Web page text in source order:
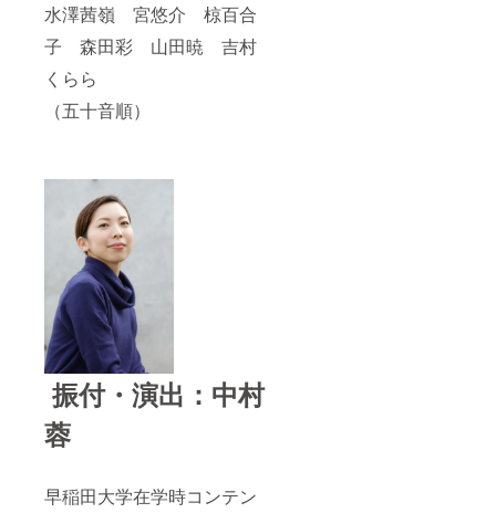
水澤茜嶺 宮悠介 椋百合
子 森田彩 山田暁 吉村
くらら
（五十音順）
振付・演出：中村
蓉
早稲田大学在学時コンテン